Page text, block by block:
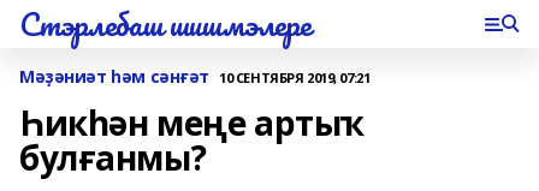
Стэрлебаш шишмэлере
Мәҙәниәт һәм сәнғәт 10 СЕНТЯБРЯ 2019, 07:21
Һикһән меңе артыҡ
булғанмы?